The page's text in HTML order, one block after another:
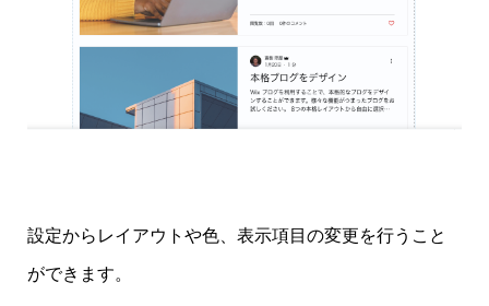
設定からレイアウトや色、表示項目の変更を行うこと
ができます。